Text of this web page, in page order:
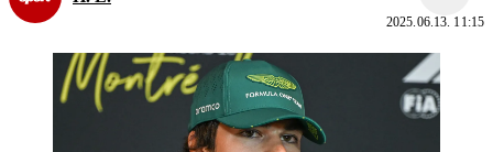
2025.06.13. 11:15